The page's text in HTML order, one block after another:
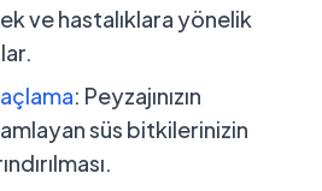
ve hastalıklara yönelik
: Peyzajınızın
süs bitkilerinizin